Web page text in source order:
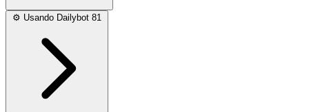
⚙️ Usando Dailybot 81